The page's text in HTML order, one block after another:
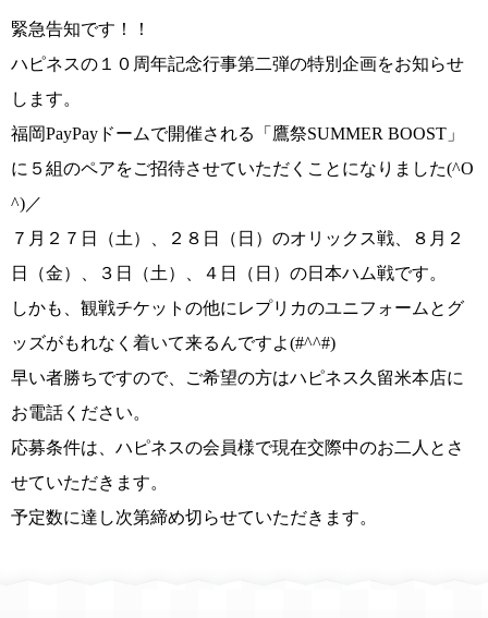
緊急告知です！！
ハピネスの１０周年記念行事第二弾の特別企画をお知らせ
します。
福岡PayPayドームで開催される
「鷹祭SUMMER BOOST」
に５組のペアをご招待させていただくことになりました(^O
^)／
７月２７日（土）、２８日（日）のオリックス戦、８月２
日（金）、３日（土）、４日（日）の日本ハム戦です。
しかも、 観戦チケットの他にレプリカのユニフォームとグ
ッズがもれなく着いて来るんですよ(#^^#)
早い者勝ちですので、ご希望の方はハピネス久留米本店に
お電話ください。
応募条件は、ハピネスの会員様で現在交際中のお二人とさ
せていただきます。
予定数に達し次第締め切らせていただきます。